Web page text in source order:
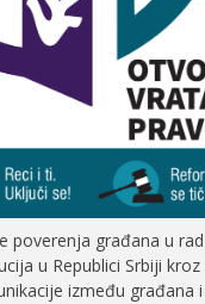
poverenja građana u
u Republici Srbiji
između građana